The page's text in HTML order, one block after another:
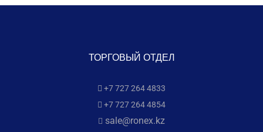
ТОРГОВЫЙ ОТДЕЛ
+7 727 264 4833
+7 727 264 4854
sale@ronex.kz